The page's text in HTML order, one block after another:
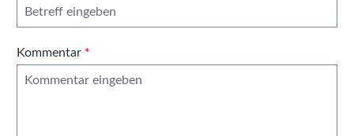
Kommentar *